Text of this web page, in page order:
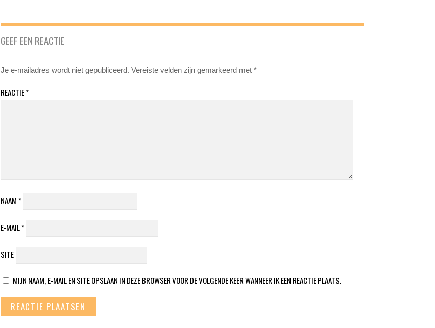
GEEF EEN REACTIE
Je e-mailadres wordt niet gepubliceerd. Vereiste velden zijn gemarkeerd met*
REACTIE*
NAAM *
E-MAIL*
SITE
MIJN NAAM, E-MAIL EN SITE OPSLAAN IN DEZE BROWSER VOOR DE VOLGENDE KEER WANNEER IK EEN REACTIE PLAATS.